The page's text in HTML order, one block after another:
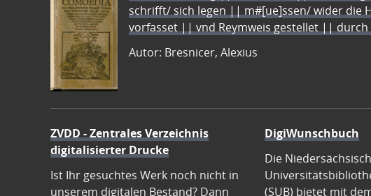
schrifft/ sich legen || m#[ue]ssen/ wider die
vorfasset || vnd Reymweis gestellet ||
Autor: Bresnicer, Alexius
ZVDD - Zentrales Verzeichnis
digitalisierter Drucke
Ist Ihr gesuchtes Werk noch nicht in
unserem digitalen Bestand? Dann
DigiWunschbuch
Die
(SUB) bietet mit